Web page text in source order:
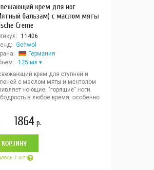
крем для ног
бальзам) с маслом мяты
Creme
11406
Gehwol
Германия
125 мл
крем для ступней и
с маслом мяты и ментолом
ноющие, "горящие" ноги.
в любое время, особенно
1864 р.
КОРЗИНУ
1 шт